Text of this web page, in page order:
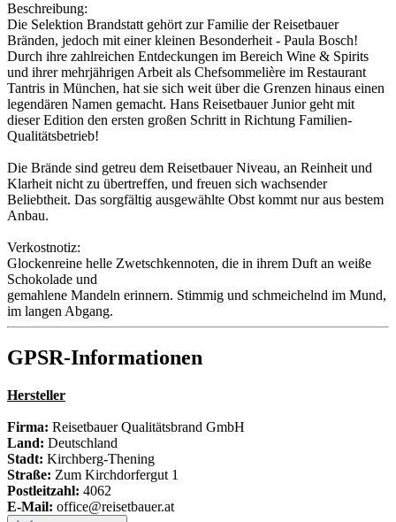
Beschreibung:
Die Selektion Brandstatt gehört zur Familie der Reisetbauer
Bränden, jedoch mit einer kleinen Besonderheit - Paula Bosch!
Durch ihre zahlreichen Entdeckungen im Bereich Wine & Spirits
und ihrer mehrjährigen Arbeit als Chefsommelière im Restaurant
Tantris in München, hat sie sich weit über die Grenzen hinaus einen
legendären Namen gemacht. Hans Reisetbauer Junior geht mit
dieser Edition den ersten großen Schritt in Richtung Familien-
Qualitätsbetrieb!
Die Brände sind getreu dem Reisetbauer Niveau, an Reinheit und
Klarheit nicht zu übertreffen, und freuen sich wachsender
Beliebtheit. Das sorgfältig ausgewählte Obst kommt nur aus bestem
Anbau.
Verkostnotiz:
Glockenreine helle Zwetschkennoten, die in ihrem Duft an weiße
Schokolade und
gemahlene Mandeln erinnern. Stimmig und schmeichelnd im Mund,
im langen Abgang.
GPSR-Informationen
Hersteller
Firma: Reisetbauer Qualitätsbrand GmbH
Land: Deutschland
Stadt: Kirchberg-Thening
Straße: Zum Kirchdorfergut 1
Postleitzahl: 4062
E-Mail: office@reisetbauer.at